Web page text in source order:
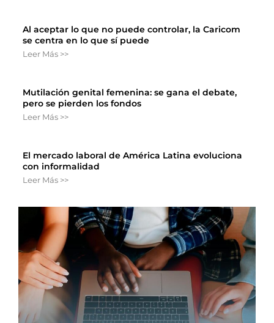
Al aceptar lo que no puede controlar, la Caricom
se centra en lo que sí puede
Leer Más >>
Mutilación genital femenina: se gana el debate,
pero se pierden los fondos
Leer Más >>
El mercado laboral de América Latina evoluciona
con informalidad
Leer Más >>